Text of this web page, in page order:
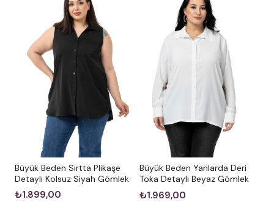
Büyük Beden Sırtta Plikaşe
Detaylı Kolsuz Siyah Gömlek
₺1.899,00
Büyük Beden Yanlarda Deri
Toka Detaylı Beyaz Gömlek
₺1.969,00